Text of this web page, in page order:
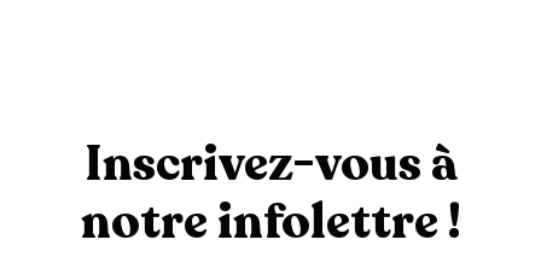
Inscrivez-vous à
notre infolettre !